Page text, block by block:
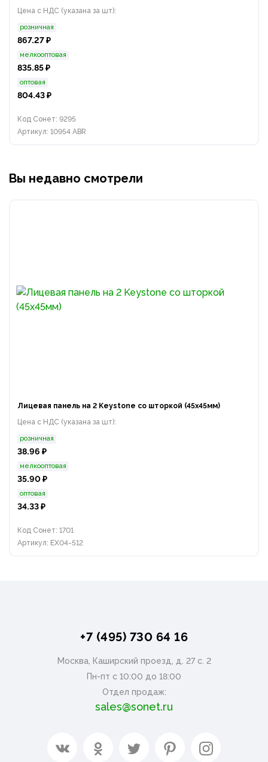
Цена с НДС (указана за шт):
розничная
867.27 ₽
мелкооптовая
835.85 ₽
оптовая
804.43 ₽
Код Сонет: 9295
Артикул: 10954 ABR
Вы недавно смотрели
Лицевая панель на 2 Keystone со шторкой (45x45мм)
Цена с НДС (указана за шт):
розничная
38.96 ₽
мелкооптовая
35.90 ₽
оптовая
34.33 ₽
Код Сонет: 1701
Артикул: EX04-512
+7 (495) 730 64 16
Москва, Каширский проезд, д. 27 с. 2
Пн-пт с 10:00 до 18:00
Отдел продаж:
sales@sonet.ru